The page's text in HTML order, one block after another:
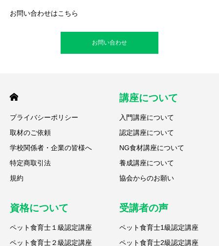
お問い合わせはこちら
お問い合わせ
プライバシーポリシー
取材のご依頼
学校関係者・企業の皆様へ
特定商取引法
規約
講座について
入門講座について
認定講座について
NG食材講座について
養成講座について
協会からのお願い
資格について
ペット食育士１級認定講座
ペット食育士２級認定講座
受講者の声
ペット食育士1級認定講座
ペット食育士2級認定講座